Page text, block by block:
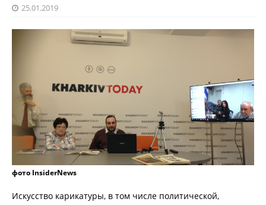
25.01.2019
фото InsiderNews
Искусство карикатуры, в том числе политической,